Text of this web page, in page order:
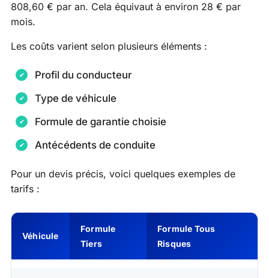
808,60 € par an. Cela équivaut à environ 28 € par
mois.
Les coûts varient selon plusieurs éléments :
Profil du conducteur
Type de véhicule
Formule de garantie choisie
Antécédents de conduite
Pour un devis précis, voici quelques exemples de
tarifs :
Véhicule
Formule
Tiers
Formule Tous
Risques